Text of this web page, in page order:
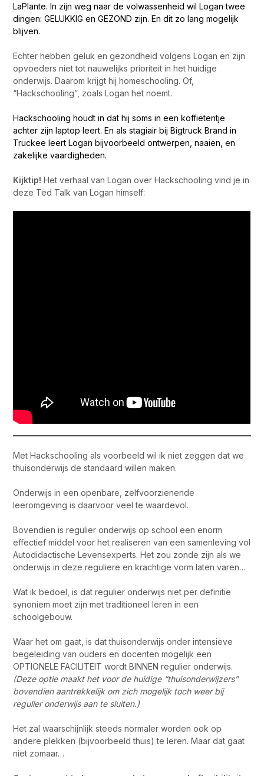
LaPlante. In zijn weg naar de volwassenheid wil Logan twee
dingen: GELUKKIG en GEZOND zijn. En dit zo lang mogelijk
blijven.
Echter hebbengeluk en gezondheid volgens Logan en zijn
opvoeders niet tot nauwelijks prioriteit in het huidige
onderwijs. Daarom krijgt hij homeschooling. Of,
“Hackschooling”, zoals Logan het noemt.
Hackschooling houdt in dat hij soms in een koffietentje
achter zijn laptop leert. En als stagiair bij Bigtruck Brand in
Truckee leert Logan bijvoorbeeld ontwerpen, naaien, en
zakelijke vaardigheden.
Kijktip!Het verhaal van Logan over Hackschooling vind je in
deze Ted Talk van Logan himself:
Met Hackschooling als voorbeeld wil ik niet zeggen dat we
thuisonderwijs de standaard willen maken.
Onderwijs in een openbare, zelfvoorzienende
leeromgeving is daarvoor veel te waardevol.
Bovendien is regulier onderwijs op school een enorm
effectief middel voor het realiseren van een samenleving vol
Autodidactische Levensexperts. Het zou zonde zijn als we
onderwijs in deze reguliere en krachtige vorm laten varen…
Wat ik bedoel, is dat regulier onderwijs niet per definitie
synoniem moet zijn met traditioneel leren in een
schoolgebouw.
Waar het om gaat, is dat thuisonderwijs onder intensieve
begeleiding van ouders en docenten mogelijk een
OPTIONELE FACILITEIT wordt BINNEN regulier onderwijs.
(Deze optie maakt het voor de huidige “thuisonderwijzers”
bovendien aantrekkelijk om zich mogelijk toch weer bij
regulier onderwijs aan te sluiten.)
Het zal waarschijnlijk steeds normaler worden ook op
andere plekken (bijvoorbeeld thuis) te leren. Maar dat gaat
niet zomaar…